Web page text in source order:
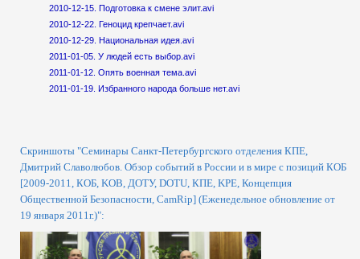
2010-12-15. Подготовка к смене элит.avi
2010-12-22. Геноцид крепчает.avi
2010-12-29. Национальная идея.avi
2011-01-05. У людей есть выбор.avi
2011-01-12. Опять военная тема.avi
2011-01-19. Избранного народа больше нет.avi
Скриншоты "Семинары Санкт-Петербургского отделения КПЕ,
Дмитрий Славолюбов. Обзор событий в России и в мире с позиций КОБ
[2009-2011, КОБ, KOB, ДОТУ, DOTU, КПЕ, KPE, Концепция
Общественной Безопасности, CamRip] (Еженедельное обновление от
19 января 2011г.)":